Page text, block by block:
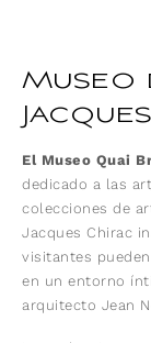
Museo
El Museo Quai
dedicado a las
colecciones de
Jacques Chirac
visitantes
en un entorno
arquitecto Jean